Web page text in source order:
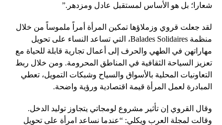
شعارا؛ بل هو الأساس لمستقبل عادل ومزدهر.”
لقد جعلت قروي وزملاؤها تمكين المرأة أمراً ملموساً من خلال
منظمة Balades Solidaires، التي تساعد النساء على تحويل
مهاراتهن في الطهي والحرف إلى أعمال تجارية قابلة للحياة مع
تعزيز السياحة الثقافية في المناطق المحرومة. ومن خلال ربط
التعاونيات المحلية بالأسواق والسياح وشبكات التمويل، تعطي
المبادرة لعمل المرأة قيمة اقتصادية ورؤية واضحة.
وقال القروي إن تأثير مشروع لومجاتي يتجاوز توليد الدخل.
وقالت لمجلة العرب ويكلي: “عندما نساعد امرأة على تحويل